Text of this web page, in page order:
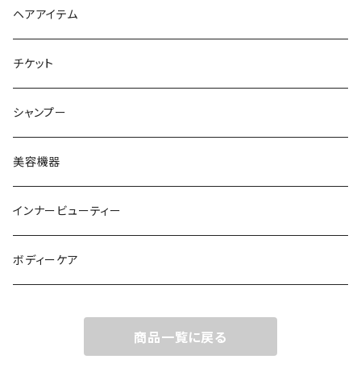
ヘアオイル
ヘアアイテム
チケット
シャンプー
美容機器
インナービューティー
ボディーケア
商品一覧に戻る